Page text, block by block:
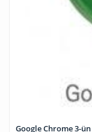
Google Chrome 3-